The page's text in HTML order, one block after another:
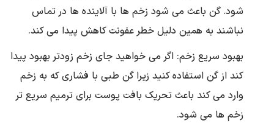
شود. گن باعث می شود زخم ها با آلاینده ها در تماس
نباشند به همین دلیل خطر عفونت کاهش پیدا می کند.
بهبود سریع زخم: اگر می خواهید جای زخم زودتر بهبود پیدا
کند از گن استفاده کنید زیرا گن طبی با فشاری که به زخم
وارد می کند باعث تحریک بافت پوست برای ترمیم سریع تر
زخم ها می شود.